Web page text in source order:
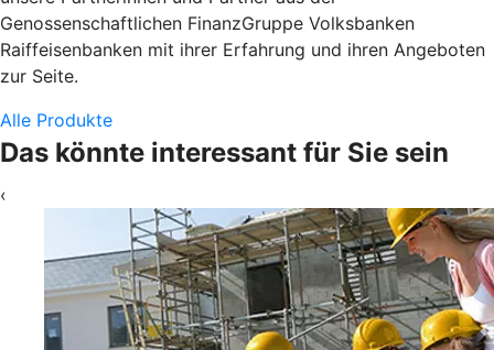
Genossenschaftlichen FinanzGruppe Volksbanken
Raiffeisenbanken mit ihrer Erfahrung und ihren Angeboten
zur Seite.
Alle Produkte
Das könnte interessant für Sie sein
‹